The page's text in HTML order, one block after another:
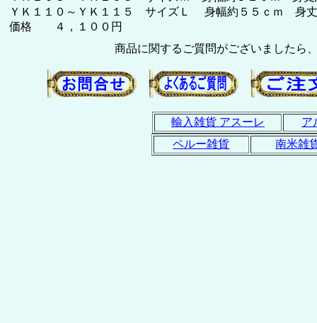
ＹＫ１１０～ＹＫ１１５ サイズＬ 身幅約５５ｃｍ 身丈
価格 ４，１００円
商品に関するご質問がございましたら
輸入雑貨 アスーレ
ア
ペルー雑貨
南米雑